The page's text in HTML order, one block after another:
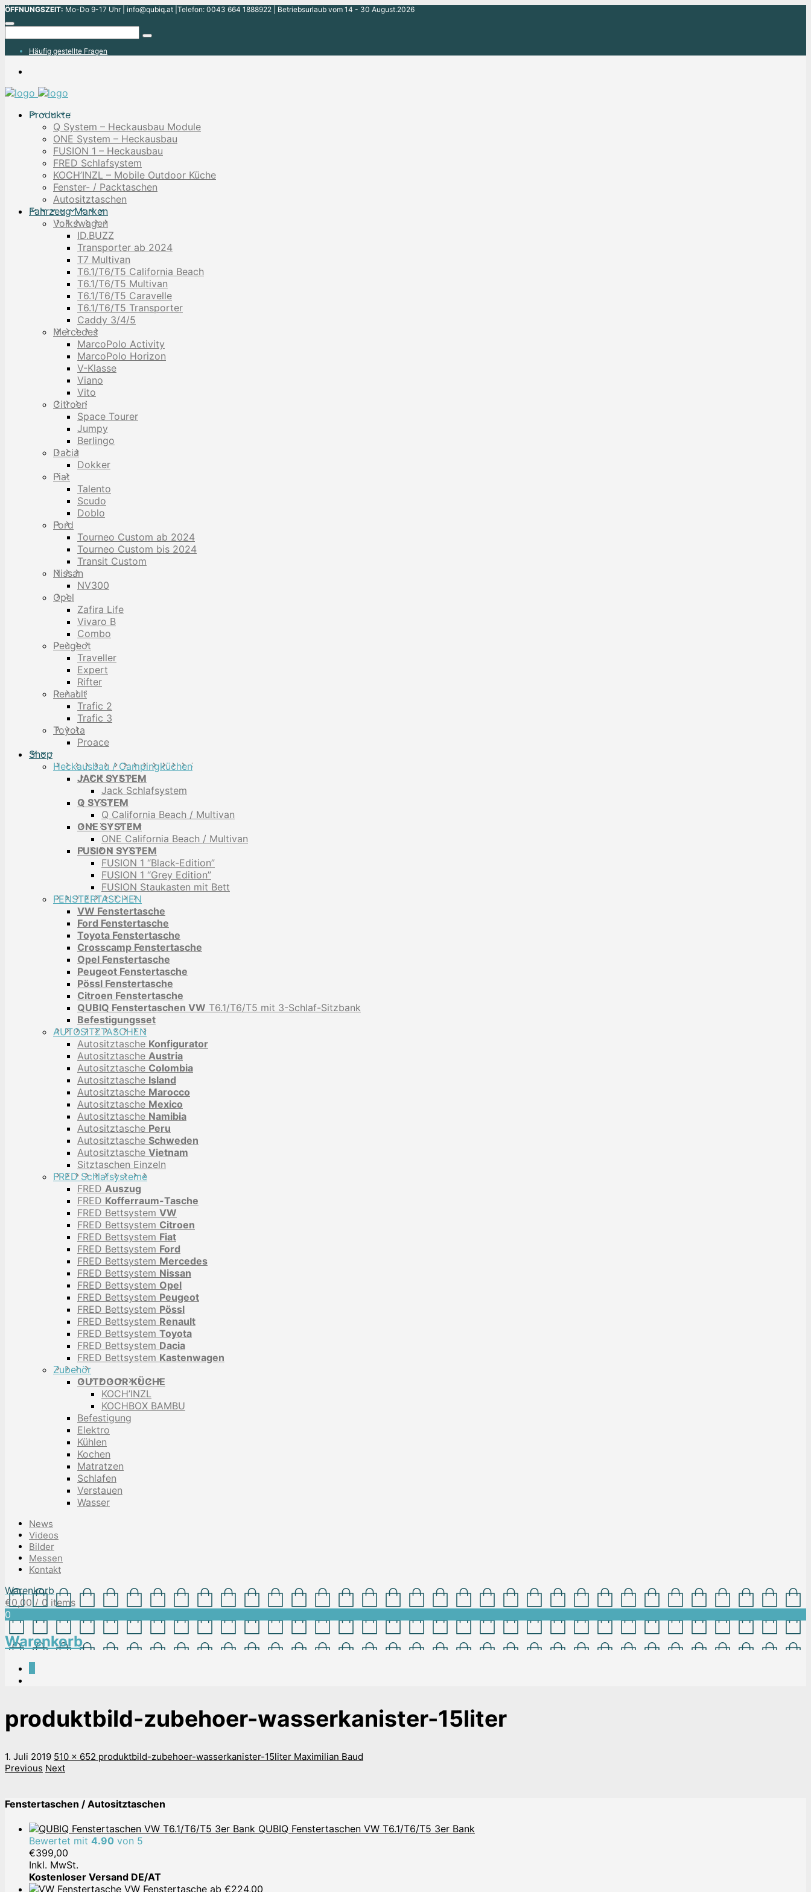
ÖFFNUNGSZEIT: Mo-Do 9-17 Uhr | info@qubiq.at |Telefon: 0043 664 1888922 | Betriebsurlaub vom 14 - 30 August.2026
Häufig gestellte Fragen
Produkte
Q System – Heckausbau Module
ONE System – Heckausbau
FUSION 1 – Heckausbau
FRED Schlafsystem
KOCH’INZL – Mobile Outdoor Küche
Fenster- / Packtaschen
Autositztaschen
Fahrzeug Marken
Volkswagen
ID.BUZZ
Transporter ab 2024
T7 Multivan
T6.1/T6/T5 California Beach
T6.1/T6/T5 Multivan
T6.1/T6/T5 Caravelle
T6.1/T6/T5 Transporter
Caddy 3/4/5
Mercedes
MarcoPolo Activity
MarcoPolo Horizon
V-Klasse
Viano
Vito
Citroen
Space Tourer
Jumpy
Berlingo
Dacia
Dokker
Fiat
Talento
Scudo
Doblo
Ford
Tourneo Custom ab 2024
Tourneo Custom bis 2024
Transit Custom
Nissan
NV300
Opel
Zafira Life
Vivaro B
Combo
Peugeot
Traveller
Expert
Rifter
Renault
Trafic 2
Trafic 3
Toyota
Proace
Shop
Heckausbau / Campingküchen
JACK SYSTEM
Jack Schlafsystem
Q SYSTEM
Q California Beach / Multivan
ONE SYSTEM
ONE California Beach / Multivan
FUSION SYSTEM
FUSION 1 “Black-Edition”
FUSION 1 “Grey Edition”
FUSION Staukasten mit Bett
FENSTERTASCHEN
VW Fenstertasche
Ford Fenstertasche
Toyota Fenstertasche
Crosscamp Fenstertasche
Opel Fenstertasche
Peugeot Fenstertasche
Pössl Fenstertasche
Citroen Fenstertasche
QUBIQ Fenstertaschen VW T6.1/T6/T5 mit 3-Schlaf-Sitzbank
Befestigungsset
AUTOSITZTASCHEN
Autositztasche Konfigurator
Autositztasche Austria
Autositztasche Colombia
Autositztasche Island
Autositztasche Marocco
Autositztasche Mexico
Autositztasche Namibia
Autositztasche Peru
Autositztasche Schweden
Autositztasche Vietnam
Sitztaschen Einzeln
FRED Schlafsysteme
FRED Auszug
FRED Kofferraum-Tasche
FRED Bettsystem VW
FRED Bettsystem Citroen
FRED Bettsystem Fiat
FRED Bettsystem Ford
FRED Bettsystem Mercedes
FRED Bettsystem Nissan
FRED Bettsystem Opel
FRED Bettsystem Peugeot
FRED Bettsystem Pössl
FRED Bettsystem Renault
FRED Bettsystem Toyota
FRED Bettsystem Dacia
FRED Bettsystem Kastenwagen
Zubehör
OUTDOOR KÜCHE
KOCH’INZL
KOCHBOX BAMBU
Befestigung
Elektro
Kühlen
Kochen
Matratzen
Schlafen
Verstauen
Wasser
News
Videos
Bilder
Messen
Kontakt
Warenkorb
€0,00 / 0 items
0
Warenkorb
produktbild-zubehoer-wasserkanister-15liter
1. Juli 2019 510 x 652 produktbild-zubehoer-wasserkanister-15liter Maximilian Baud
Previous Next
Fenstertaschen / Autositztaschen
QUBIQ Fenstertaschen VW T6.1/T6/T5 3er Bank
Bewertet mit 4.90 von 5
€399,00
Inkl. MwSt.
Kostenloser Versand DE/AT
VW Fenstertasche ab €224,00